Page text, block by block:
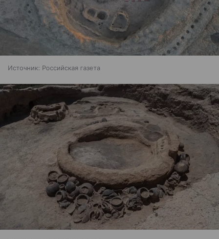
Источник: Российская газета